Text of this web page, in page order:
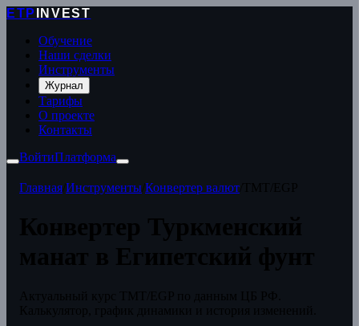
ETP
INVEST
Обучение
Наши сделки
Инструменты
Журнал
Тарифы
О проекте
Контакты
ВойтиПлатформа
Главная Инструменты Конвертер валют